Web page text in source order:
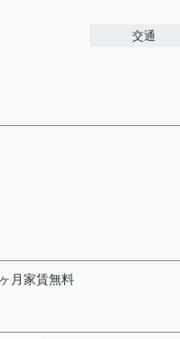
交通
月家賃無料